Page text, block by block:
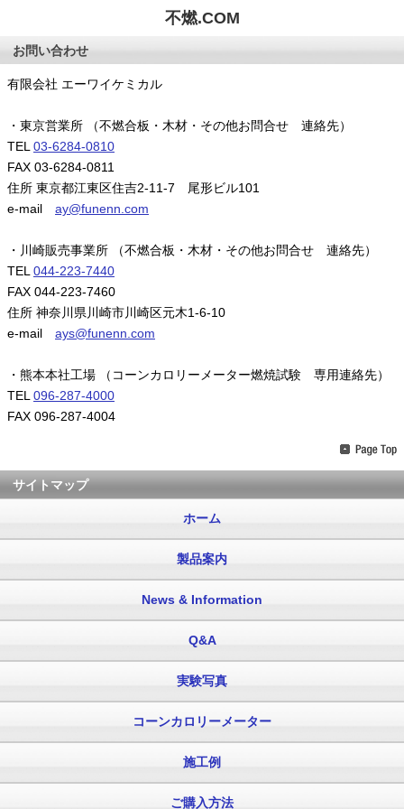
不燃.COM
お問い合わせ
有限会社 エーワイケミカル
・東京営業所 （不燃合板・木材・その他お問合せ 連絡先）
TEL 03-6284-0810
FAX 03-6284-0811
住所 東京都江東区住吉2-11-7 尾形ビル101
e-mail ay@funenn.com
・川崎販売事業所 （不燃合板・木材・その他お問合せ 連絡先）
TEL 044-223-7440
FAX 044-223-7460
住所 神奈川県川崎市川崎区元木1-6-10
e-mail ays@funenn.com
・熊本本社工場 （コーンカロリーメーター燃焼試験 専用連絡先）
TEL 096-287-4000
FAX 096-287-4004
サイトマップ
ホーム
製品案内
News & Information
Q&A
実験写真
コーンカロリーメーター
施工例
ご購入方法